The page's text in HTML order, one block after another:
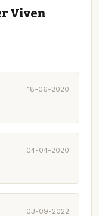
Viven
18-06-2020
04-04-2020
03-09-2022